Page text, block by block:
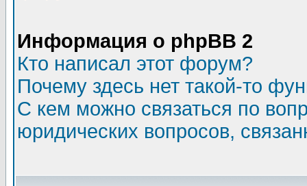
Информация о phpBB 2
Кто написал этот форум?
Почему здесь нет такой-то
С кем можно связаться по
юридических вопросов,